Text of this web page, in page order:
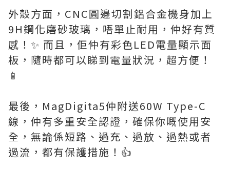
外殼方面，CNC圓邊切割鋁合金機身加上
9H鋼化磨砂玻璃，唔單止耐用，仲好有質
感！✨ 而且，佢仲有彩色LED電量顯示面
板，隨時都可以睇到電量狀況，超方便！
📱
最後，MagDigita5仲附送60W Type-C
線，仲有多重安全認證，確保你嘅使用安
全，無論係短路、過充、過放、過熱或者
過流，都有保護措施！👍